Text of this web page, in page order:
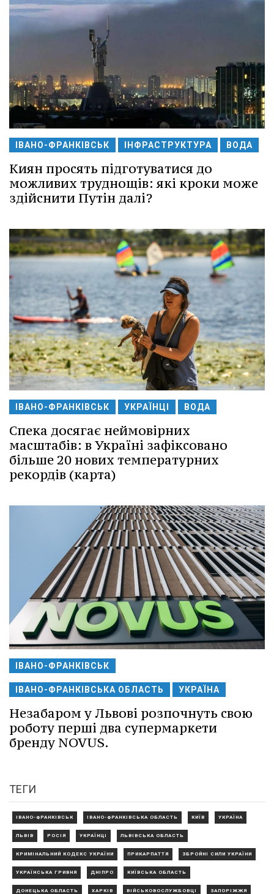
ІВАНО-ФРАНКІВСЬК ІНФРАСТРУКТУРА ВОДА
Киян просять підготуватися до
можливих труднощів: які кроки може
здійснити Путін далі?
ІВАНО-ФРАНКІВСЬК УКРАЇНЦІ ВОДА
Спека досягає неймовірних
масштабів: в Україні зафіксовано
більше 20 нових температурних
рекордів (карта)
ІВАНО-ФРАНКІВСЬК
ІВАНО-ФРАНКІВСЬКА ОБЛАСТЬ УКРАЇНА
Незабаром у Львові розпочнуть свою
роботу перші два супермаркети
бренду NOVUS.
ТЕГИ
ІВАНО-ФРАНКІВСЬК ІВАНО-ФРАНКІВСЬКА ОБЛАСТЬ КИЇВ УКРАЇНА
ЛЬВІВ РОСІЯ УКРАЇНЦІ ЛЬВІВСЬКА ОБЛАСТЬ
КРИМІНАЛЬНИЙ КОДЕКС УКРАЇНИ ПРИКАРПАТТЯ ЗБРОЙНІ СИЛИ УКРАЇНИ
УКРАЇНСЬКА ГРИВНЯ ДНІПРО КИЇВСЬКА ОБЛАСТЬ
ДОНЕЦЬКА ОБЛАСТЬ ХАРКІВ ВІЙСЬКОВОСЛУЖБОВЦІ ЗАПОРІЖЖЯ